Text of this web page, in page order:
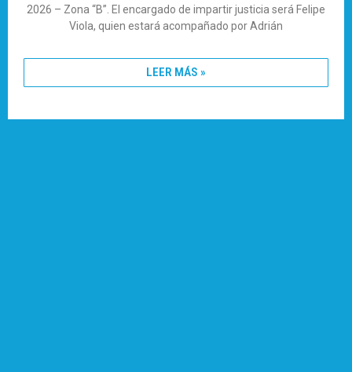
2026 – Zona “B”. El encargado de impartir justicia será Felipe
Viola, quien estará acompañado por Adrián
LEER MÁS »